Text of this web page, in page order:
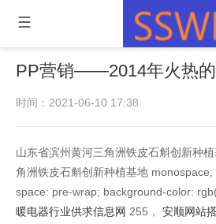
PP营销——2014年火热
时间：2021-06-10 17:38
山东省滨州黄河三角洲铁皮石斛创新种
角洲铁皮石斛创新种植基地
space: pre-wrap; background-color:
暖电器行业供求信息网 255， 安顺网站